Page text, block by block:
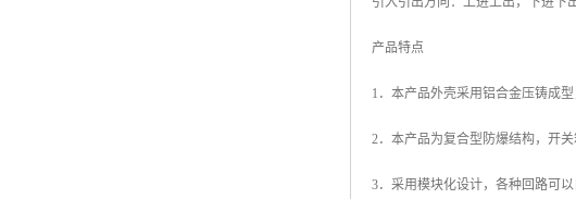
产品特点
1．本产品外壳采用铝合金压铸成
2．本产品为复合型防爆结构，开
3．采用模块化设计，各种回路可以